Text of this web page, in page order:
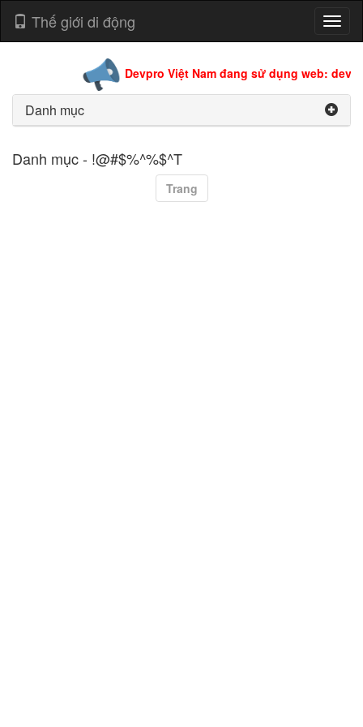
Thế giới di động
Devpro Việt Nam đang sử dụng web:
Danh mục
Danh mục - !@#$%^%$^T
Trang